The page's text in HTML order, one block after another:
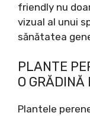
friendly nu
vizual al unui
sănătatea
PLANTE
O
Plantele